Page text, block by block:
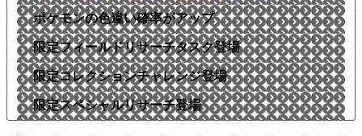
ポケモンの色違い確率がアップ
限定フィールドリサーチタスク登場
限定コレクションチャレンジ登場
限定スペシャルリサーチ登場